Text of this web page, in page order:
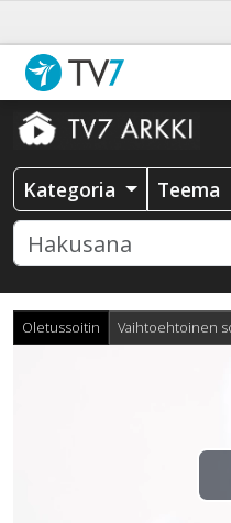
Kategoria Teema
Oletussoitin Vaihtoehtoinen